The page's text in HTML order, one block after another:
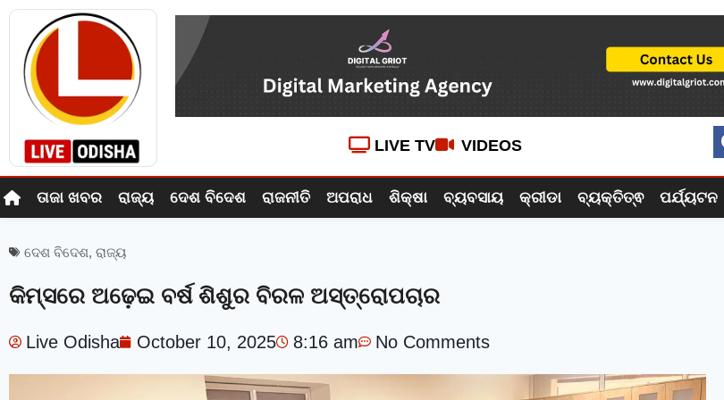
LIVE TV VIDEOS
ତାଜା ଖବର ରାଜ୍ୟ ଦେଶ ବିଦେଶ ରାଜନୀତି ଅପରାଧ ଶିକ୍ଷା ବ୍ୟବସାୟ କ୍ରୀଡା ବ୍ୟକ୍ତିତ୍ଵ ପର୍ଯ୍ୟଟନ
ଦେଶ ବିଦେଶ, ରାଜ୍ୟ
କିମ୍‍ସରେ ଅଢ଼େଇ ବର୍ଷ ଶିଶୁର ବିରଳ ଅସ୍ତ୍ରୋପଚାର
Live Odisha October 10, 2025 8:16 am No Comments